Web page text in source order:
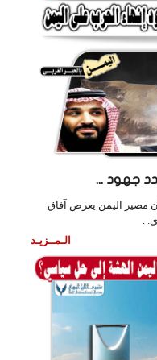
جهود ...
مصير اليمن يعرض آفاق
.
الـمــزيـد